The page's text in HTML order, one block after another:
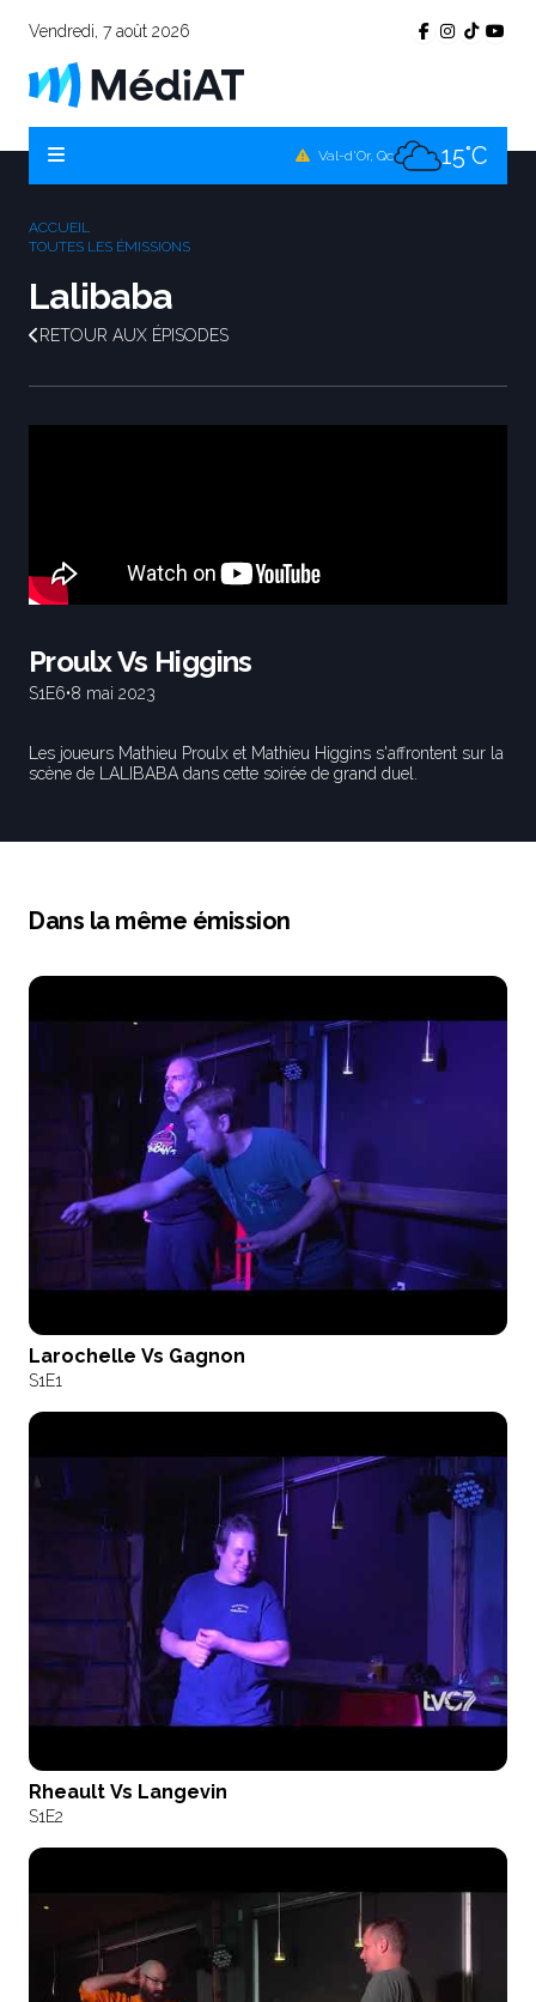
Vendredi, 7 août 2026
Val-d'Or, Qc 15°C
ACCUEIL
TOUTES LES ÉMISSIONS
Lalibaba
RETOUR AUX ÉPISODES
Proulx Vs Higgins
S1 E6•8 mai 2023
Les joueurs Mathieu Proulx et Mathieu Higgins s'affrontent sur la
scène de LALIBABA dans cette soirée de grand duel.
Dans la même émission
Larochelle Vs Gagnon
S1E1
Rheault Vs Langevin
S1E2